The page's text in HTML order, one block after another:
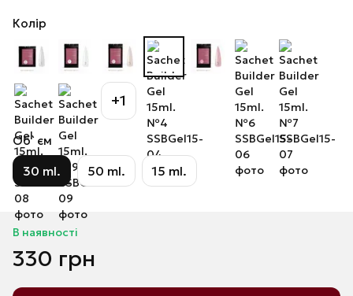
Колір
+1
Об`єм
30 ml. 50 ml. 15 ml.
В наявності
330 грн